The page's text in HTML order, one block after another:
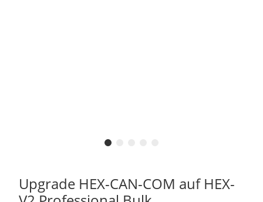
Upgrade HEX-CAN-COM auf HEX-